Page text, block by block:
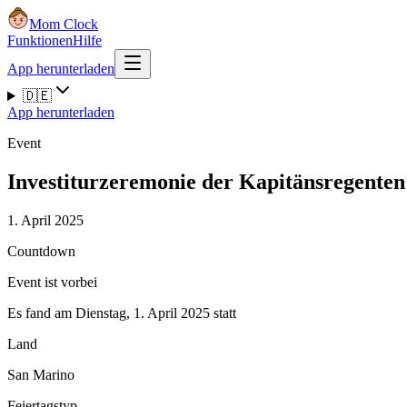
Mom Clock
FunktionenHilfe
App herunterladen
🇩🇪
App herunterladen
Event
Investiturzeremonie der Kapitänsregenten
1. April 2025
Countdown
Event ist vorbei
Es fand am Dienstag, 1. April 2025 statt
Land
San Marino